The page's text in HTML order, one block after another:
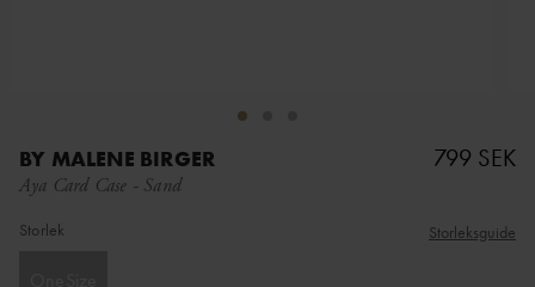
BY MALENE BIRGER
Aya Card Case - Sand
799 SEK
Storlek Storleksguide